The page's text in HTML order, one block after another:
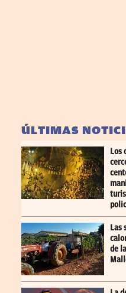
ÚLTIMAS
Los
Las
de